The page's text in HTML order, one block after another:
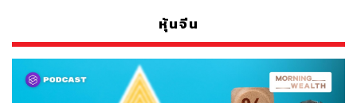
หุ้นจีน